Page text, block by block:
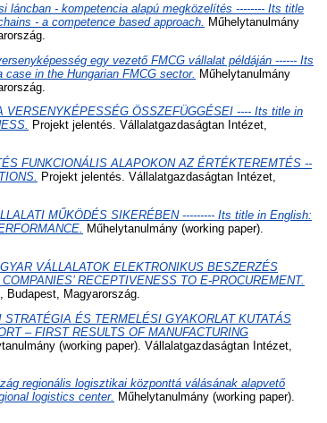
láncban - kompetencia alapú megközelítés -------- Its title
- a competence based approach.
Műhelytanulmány
egy vezető FMCG vállalat példáján ------ Its
in the Hungarian FMCG sector. Műhelytanulmány
VERSENYKÉPESSÉG ÖSSZEFÜGGÉSEI ---- Its title in
Projekt jelentés. Vállalatgazdaságtan Intézet,
FUNKCIONÁLIS ALAPOKON AZ ÉRTÉKTEREMTÉS --
Projekt jelentés. Vállalatgazdaságtan Intézet,
MŰKÖDÉS SIKERÉBEN --------- Its title in English:
Műhelytanulmány (working paper).
VÁLLALATOK ELEKTRONIKUS BESZERZÉS
RECEPTIVENESS TO E-PROCUREMENT.
Budapest, Magyarország.
ÉS TERMELÉSI GYAKORLAT KUTATÁS
– FIRST RESULTS OF MANUFACTURING
(working paper). Vállalatgazdaságtan Intézet,
regionális logisztikai központtá válásának alapvető
logistics center. Műhelytanulmány (working paper).